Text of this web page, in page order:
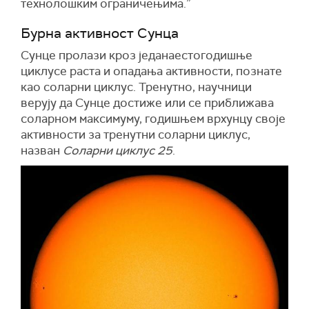
технолошким ограничењима.”
Бурна активност Сунца
Сунце пролази кроз једанаестогодишње
циклусе раста и опадања активности, познате
као соларни циклус. Тренутно, научници
верују да Сунце достиже или се приближава
соларном максимуму, годишњем врхунцу своје
активности за тренутни соларни циклус,
назван Соларни циклус 25.